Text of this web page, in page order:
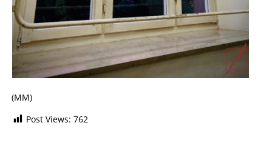
(MM)
Post Views: 762